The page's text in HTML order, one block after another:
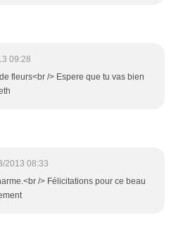
09:28
fleurs<br /> Espere que tu vas bien
2013 08:33
/> Félicitations pour ce beau